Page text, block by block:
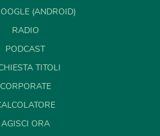
(ANDROID)
RADIO
PODCAST
TITOLI
CORPORATE
AGISCI ORA